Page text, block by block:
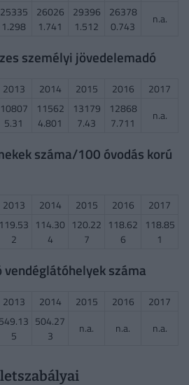
25335
1.298
26026
1.741
29396
1.512
26378
0.743
n.a.
személyi jövedelemadó
2013 2014 2015 2016
2017
10807
5.31
11562
4.801
13179
7.43
12868
7.711
n.a.
száma/100 óvodás korú
2013 2014 2015 2016
2017
119.53
2
114.30
4
120.22
7
118.62
6
118.85
1
száma
2013 2014 2015 2016
2017
549.13
5
504.27
3
n.a. n.a. n.a.